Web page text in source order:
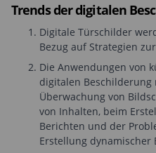
Trends der digitalen
Digitale Türschilder
Bezug auf Strategien
Die Anwendungen von
digitalen
Überwachung von
von Inhalten, beim
Berichten und der
Erstellung dynamischer